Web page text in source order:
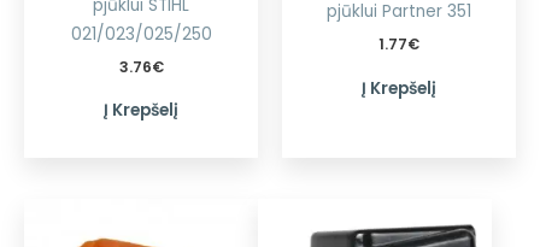
pjūklui STIHL
021/023/025/250
3.76€
Į Krepšelį
pjūklui Partner 351
1.77€
Į Krepšelį